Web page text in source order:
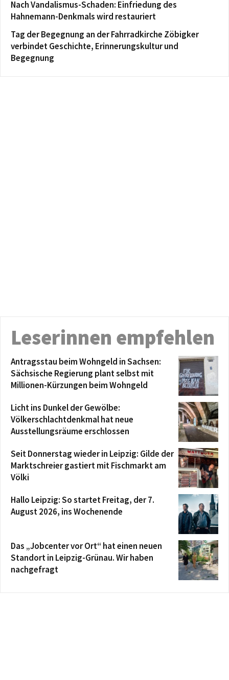
Nach Vandalismus-Schaden: Einfriedung des
Hahnemann-Denkmals wird restauriert
Tag der Begegnung an der Fahrradkirche Zöbigker
verbindet Geschichte, Erinnerungskultur und
Begegnung
Leserinnen empfehlen
Antragsstau beim Wohngeld in Sachsen:
Sächsische Regierung plant selbst mit
Millionen-Kürzungen beim Wohngeld
Licht ins Dunkel der Gewölbe:
Völkerschlachtdenkmal hat neue
Ausstellungsräume erschlossen
Seit Donnerstag wieder in Leipzig: Gilde der
Marktschreier gastiert mit Fischmarkt am
Völki
Hallo Leipzig: So startet Freitag, der 7.
August 2026, ins Wochenende
Das „Jobcenter vor Ort“ hat einen neuen
Standort in Leipzig-Grünau. Wir haben
nachgefragt